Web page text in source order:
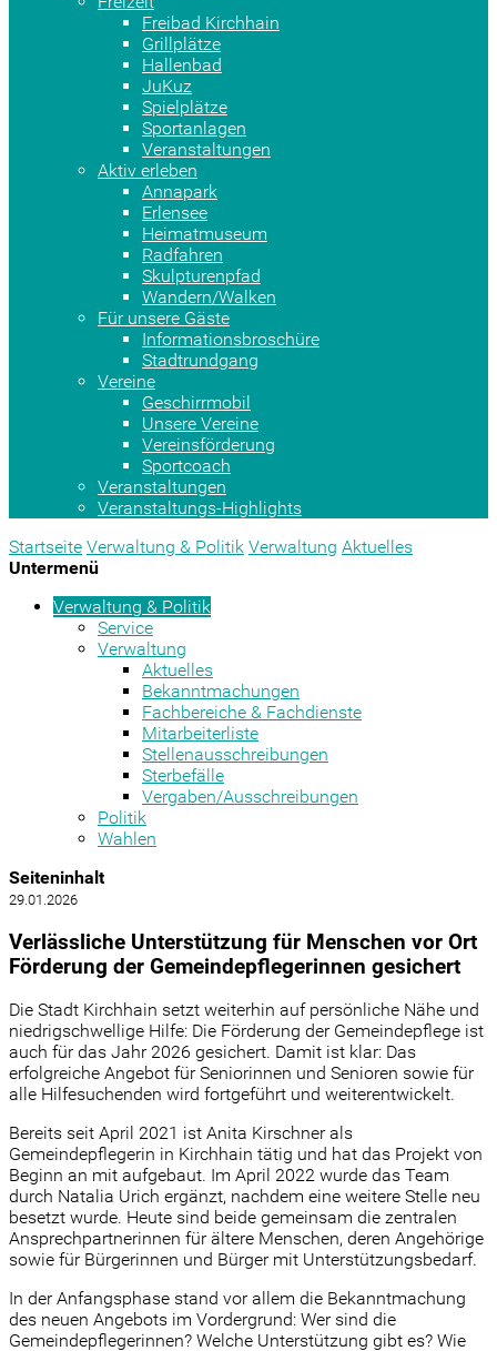
Freibad Kirchhain
Grillplätze
Hallenbad
JuKuz
Spielplätze
Sportanlagen
Veranstaltungen
Aktiv erleben
Annapark
Erlensee
Heimatmuseum
Radfahren
Skulpturenpfad
Wandern/Walken
Für unsere Gäste
Informationsbroschüre
Stadtrundgang
Vereine
Geschirrmobil
Unsere Vereine
Vereinsförderung
Sportcoach
Veranstaltungen
Veranstaltungs-Highlights
Startseite Verwaltung & Politik Verwaltung Aktuelles
Untermenü
Verwaltung & Politik
Service
Verwaltung
Aktuelles
Bekanntmachungen
Fachbereiche & Fachdienste
Mitarbeiterliste
Stellenausschreibungen
Sterbefälle
Vergaben/Ausschreibungen
Politik
Wahlen
Seiteninhalt
29.01.2026
Verlässliche Unterstützung für Menschen vor Ort
Förderung der Gemeindepflegerinnen gesichert
Die Stadt Kirchhain setzt weiterhin auf persönliche Nähe und
niedrigschwellige Hilfe: Die Förderung der Gemeindepflege ist
auch für das Jahr 2026 gesichert. Damit ist klar: Das
erfolgreiche Angebot für Seniorinnen und Senioren sowie für
alle Hilfesuchenden wird fortgeführt und weiterentwickelt.
Bereits seit April 2021 ist Anita Kirschner als
Gemeindepflegerin in Kirchhain tätig und hat das Projekt von
Beginn an mit aufgebaut. Im April 2022 wurde das Team
durch Natalia Urich ergänzt, nachdem eine weitere Stelle neu
besetzt wurde. Heute sind beide gemeinsam die zentralen
Ansprechpartnerinnen für ältere Menschen, deren Angehörige
sowie für Bürgerinnen und Bürger mit Unterstützungsbedarf.
In der Anfangsphase stand vor allem die Bekanntmachung
des neuen Angebots im Vordergrund: Wer sind die
Gemeindepflegerinnen? Welche Unterstützung gibt es? Wie